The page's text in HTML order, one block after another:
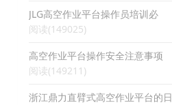
JLG高空作业平台操作员培训必
阅读(149025)
高空作业平台操作安全注意事项
阅读(149211)
浙江鼎力直臂式高空作业平台的日